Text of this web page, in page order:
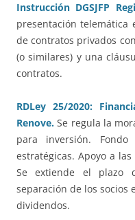
Instrucción DGSJFP
presentación telemática
de contratos privados
(o similares) y una
contratos.
RDLey 25/2020:
Renove. Se regula la
para inversión.
estratégicas. Apoyo a
Se extiende el plazo
separación de los socios
dividendos.